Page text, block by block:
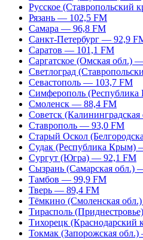
Русское (Ставропольский
Рязань — 102,5 FM
Самара — 96,8 FM
Санкт-Петербург — 92,9
Саратов — 101,1 FM
Саргатское (Омская обл.)
Светлоград
Севастополь — 103,7 FM
Симферополь
Смоленск — 88,4 FM
Советск
Ставрополь — 93,0 FM
Старый Оскол
Судак (Республика Крым)
Сургут (Югра) — 92,1 FM
Сызрань (Самарская обл.)
Тамбов — 99,9 FM
Тверь — 89,4 FM
Тёмкино (Смоленская
Тирасполь
Тихорецк
Токмак (Запорожская